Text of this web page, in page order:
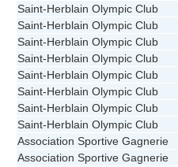
Saint-Herblain Olympic Club
Saint-Herblain Olympic Club
Saint-Herblain Olympic Club
Saint-Herblain Olympic Club
Saint-Herblain Olympic Club
Saint-Herblain Olympic Club
Saint-Herblain Olympic Club
Saint-Herblain Olympic Club
Association Sportive Gagnerie
Association Sportive Gagnerie